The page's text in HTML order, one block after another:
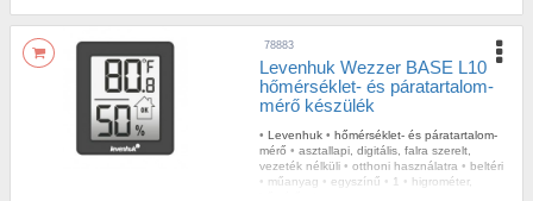
78883
Levenhuk Wezzer BASE L10
hőmérséklet- és páratartalom-
mérő készülék
• Levenhuk • hőmérséklet- és páratartalom-
mérő • asztallapi, digitális, falra szerelt,
vezeték nélküli • otthoni használatra • beltéri
• műanyag • egyszínű • 1 • higrométer,